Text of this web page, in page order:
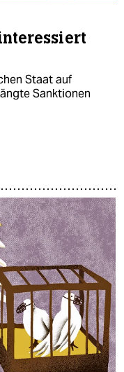
Staat auf
Sanktionen